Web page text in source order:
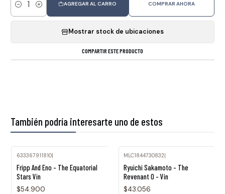
Cantidad
AGREGAR AL CARRO COMPRAR AHORA
Mostrar stock de ubicaciones
COMPARTIR ESTE PRODUCTO
También podría interesarte uno de estos
633367911810|
Fripp And Eno - The Equatorial
Stars Vin
$54.900
MLC1844730832|
Ryuichi Sakamoto - The
Revenant O - Vin
$43.056